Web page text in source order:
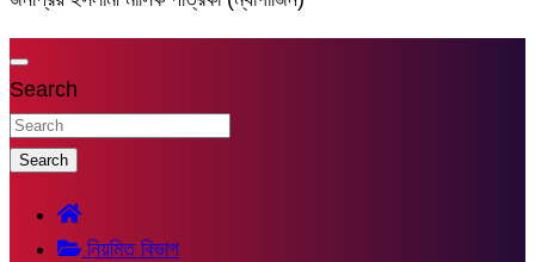
Search
Search
নিয়মিত বিভাগ